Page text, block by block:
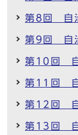
第8回 自
第9回 自
第10回 自
第11回 自
第12回 自
第13回 自